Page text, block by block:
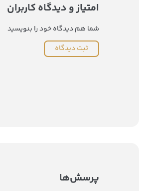
امتیاز و دیدگاه کاربران
شما هم دیدگاه خود را بنویسید
ثبت دیدگاه
پرسش‌ها